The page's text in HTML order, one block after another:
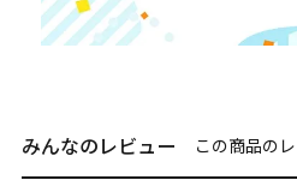
みんなのレビュー この商品の